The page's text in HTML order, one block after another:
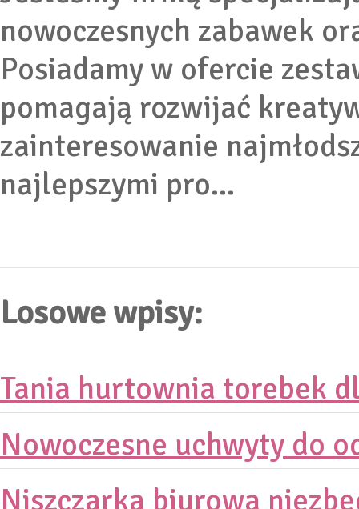
nowoczesnych zabawek
Posiadamy w ofercie
pomagają rozwijać
zainteresowanie
najlepszymi pro...
Losowe wpisy:
Tania hurtownia torebek
Nowoczesne uchwyty do
Niszczarka biurowa